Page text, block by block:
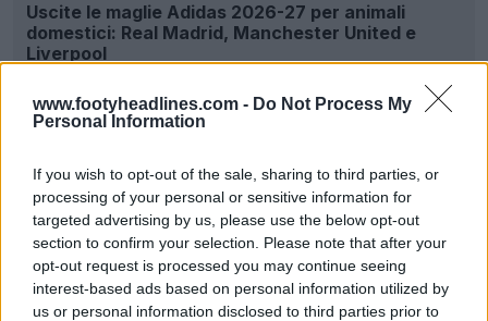
www.footyheadlines.com - Do Not Process My
Personal Information
If you wish to opt-out of the sale, sharing to third parties, or
processing of your personal or sensitive information for
targeted advertising by us, please use the below opt-out
section to confirm your selection. Please note that after your
opt-out request is processed you may continue seeing
interest-based ads based on personal information utilized by
us or personal information disclosed to third parties prior to
Uscite le maglie Adidas 2026-27 per animali
domestici: Real Madrid, Manchester United e
Liverpool